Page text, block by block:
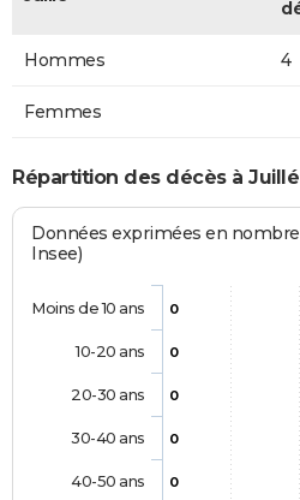
Hommes 4
Femmes
Répartition des décès à
Données exprimées en nombre
Insee)
0
0
0
0
0
Moins de 10 ans
10-20 ans
20-30 ans
30-40 ans
40-50 ans